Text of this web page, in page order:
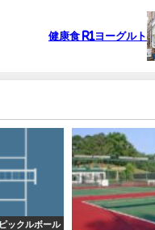
健康食 R1ヨーグルト
ピックルボール